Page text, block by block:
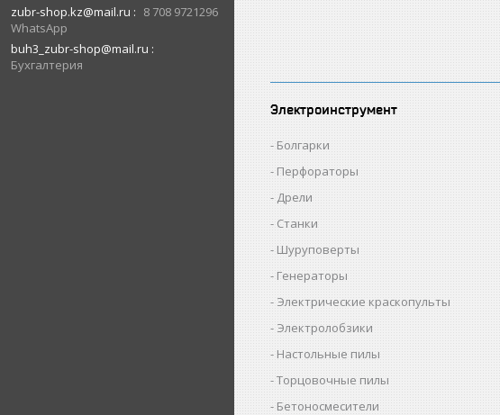
zubr-shop.kz@mail.ru
8 708 9721296
WhatsApp
buh3_zubr-shop@mail.ru
Бухгалтерия
Электроинструмент
Болгарки
Перфораторы
Дрели
Станки
Шуруповерты
Генераторы
Электрические краскопульты
Электролобзики
Настольные пилы
Торцовочные пилы
Бетоносмесители